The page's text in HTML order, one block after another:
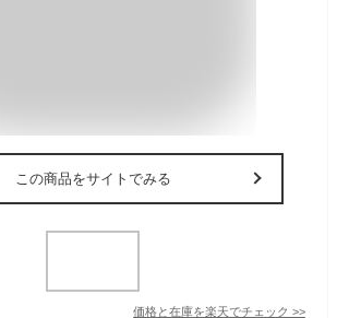
この商品をサイトでみる
価格と在庫を楽天でチェック >>